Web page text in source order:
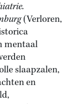
(Verloren,
mentaal
slaapzalen,
en